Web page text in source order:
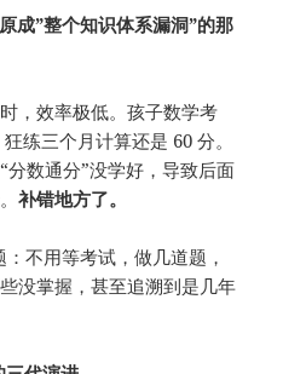
成”整个知识体系漏洞”的那
，效率极低。孩子数学考
练三个月计算还是 60 分。
数通分”没学好，导致后面
补错地方了。
不用等考试，做几道题，
没掌握，甚至追溯到是几年